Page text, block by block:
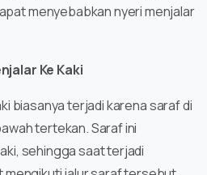
menyebabkan nyeri menjalar
Ke Kaki
biasanya terjadi karena saraf di
tertekan. Saraf ini
sehingga saat terjadi